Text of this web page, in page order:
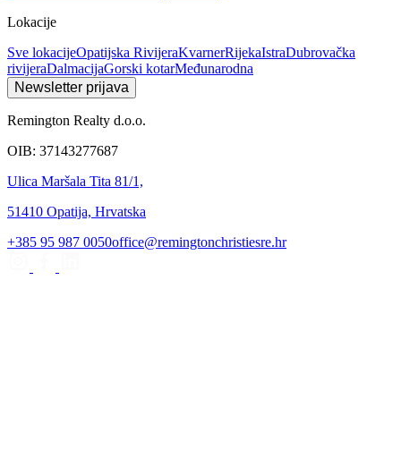
Lokacije
Sve lokacijeOpatijska RivijeraKvarnerRijekaIstraDubrovačka
rivijeraDalmacijaGorski kotarMeđunarodna
Newsletter prijava
Remington Realty d.o.o.
OIB: 37143277687
Ulica Maršala Tita 81/1,
51410 Opatija, Hrvatska
+385 95 987 0050office@remingtonchristiesre.hr